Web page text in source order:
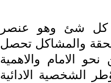
كل شئ وهو عنصر
والمشاكل تحصل
الامام والاهمية
الشخصية الادائية